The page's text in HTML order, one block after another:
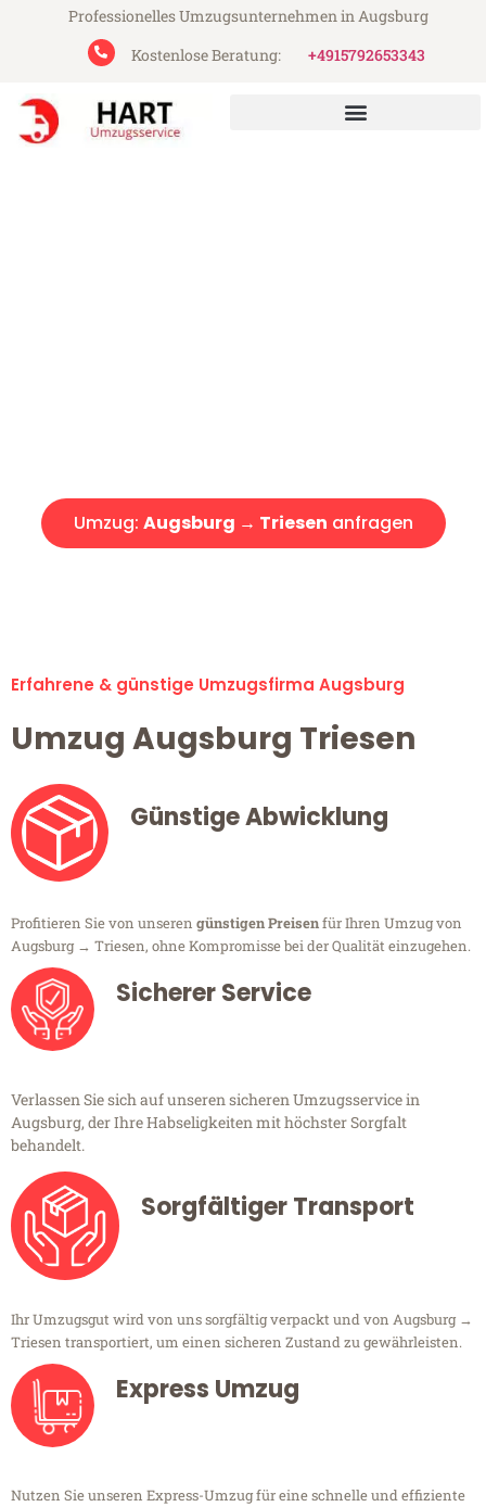
Professionelles Umzugsunternehmen in Augsburg
Kostenlose Beratung:
+4915792653343
Umzug: Augsburg → Triesen anfragen
Erfahrene & günstige Umzugsfirma Augsburg
Umzug Augsburg Triesen
Günstige Abwicklung
Profitieren Sie von unseren günstigen Preisenfür Ihren Umzug von
Augsburg → Triesen, ohne Kompromisse bei der Qualität einzugehen.
Sicherer Service
Verlassen Sie sich auf unseren sicheren Umzugsservice in
Augsburg, der Ihre Habseligkeiten mit höchster Sorgfalt
behandelt.
Sorgfältiger Transport
Ihr Umzugsgut wird von uns sorgfältig verpackt und von Augsburg →
Triesen transportiert, um einen sicheren Zustand zu gewährleisten.
Express Umzug
Nutzen Sie unseren Express-Umzug für eine schnelle und effiziente